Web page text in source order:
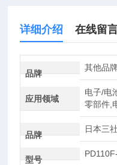
详细介绍 在线留
品牌
其他品牌
应用领域
电子/电
零部件,
品牌
日本三社
型号